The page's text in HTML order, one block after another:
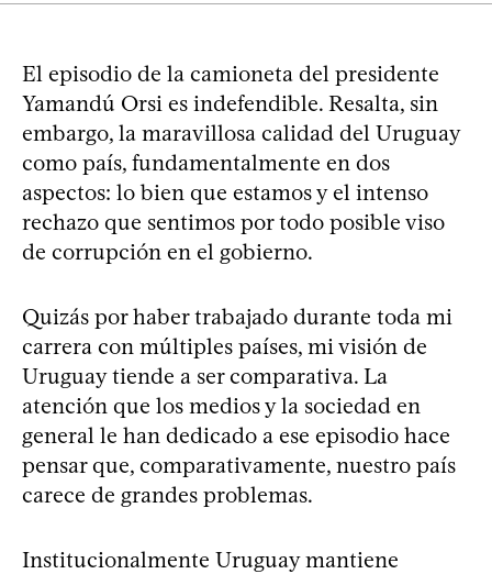
El episodio de la camioneta del presidente
Yamandú Orsi es indefendible. Resalta, sin
embargo, la maravillosa calidad del Uruguay
como país, fundamentalmente en dos
aspectos: lo bien que estamos y el intenso
rechazo que sentimos por todo posible viso
de corrupción en el gobierno.
Quizás por haber trabajado durante toda mi
carrera con múltiples países, mi visión de
Uruguay tiende a ser comparativa. La
atención que los medios y la sociedad en
general le han dedicado a ese episodio hace
pensar que, comparativamente, nuestro país
carece de grandes problemas.
Institucionalmente Uruguay mantiene